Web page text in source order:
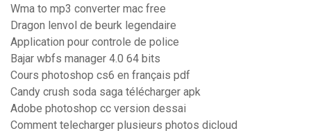
Wma to mp3 converter mac free
Dragon lenvol de beurk legendaire
Application pour controle de police
Bajar wbfs manager 4.0 64 bits
Cours photoshop cs6 en français pdf
Candy crush soda saga télécharger apk
Adobe photoshop cc version dessai
Comment telecharger plusieurs photos dicloud